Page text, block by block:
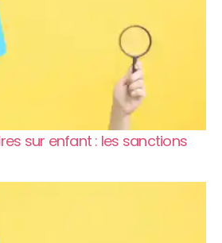
sur enfant : les sanctions